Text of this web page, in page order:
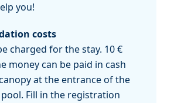
you!
costs
charged for the stay. 10 €
money can be paid in cash
at the entrance of the
Fill in the registration